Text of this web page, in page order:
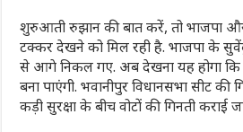
शुरुआती रुझान की बात करें, तो भाजपा
टक्कर देखने को मिल रही है. भाजपा के
से आगे निकल गए. अब देखना यह होगा कि
बना पाएंगी. भवानीपुर विधानसभा सीट की
कड़ी सुरक्षा के बीच वोटों की गिनती कराई